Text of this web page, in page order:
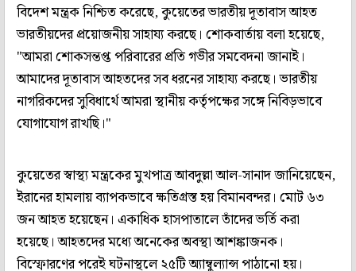
বিদেশ মন্ত্রক নিশ্চিত করেছে, কুয়েতের ভারতীয় দূতাবাস আহত
ভারতীয়দের প্রয়োজনীয় সাহায্য করছে। শোকবার্তায় বলা হয়েছে,
"আমরা শোকসন্তপ্ত পরিবারের প্রতি গভীর সমবেদনা জানাই।
আমাদের দূতাবাস আহতদের সব ধরনের সাহায্য করছে। ভারতীয়
নাগরিকদের সুবিধার্থে আমরা স্থানীয় কর্তৃপক্ষের সঙ্গে নিবিড়ভাবে
যোগাযোগ রাখছি।"
কুয়েতের স্বাস্থ্য মন্ত্রকের মুখপাত্র আবদুল্লা আল-সানাদ জানিয়েছেন,
ইরানের হামলায় ব্যাপকভাবে ক্ষতিগ্রস্ত হয় বিমানবন্দর। মোট ৬৩
জন আহত হয়েছেন। একাধিক হাসপাতালে তাঁদের ভর্তি করা
হয়েছে। আহতদের মধ্যে অনেকের অবস্থা আশঙ্কাজনক।
বিস্ফোরণের পরেই ঘটনাস্থলে ২৫টি অ্যাম্বুল্যান্স পাঠানো হয়।